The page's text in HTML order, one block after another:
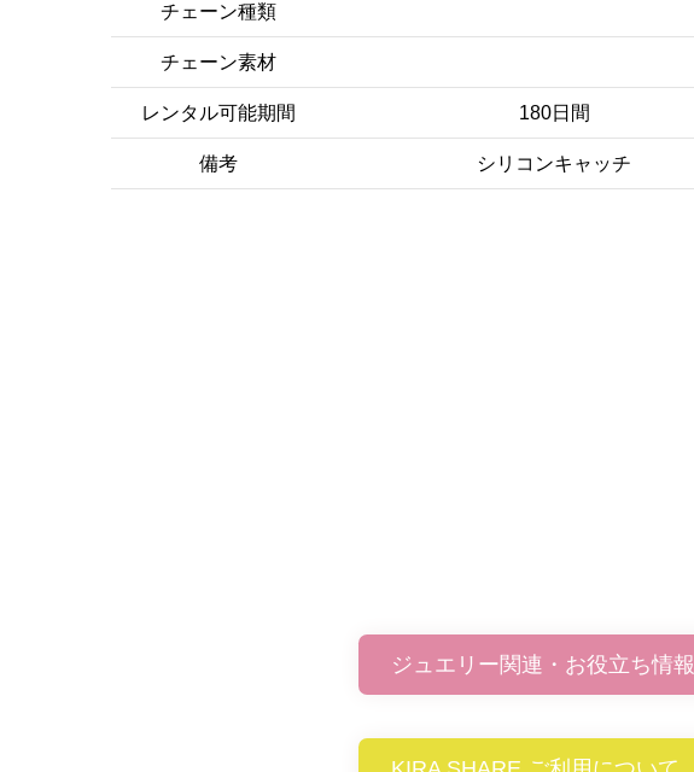
チェーン種類
チェーン素材
レンタル可能期間 180日間
備考 シリコンキャッチ
ジュエリー関連・お役立ち情報